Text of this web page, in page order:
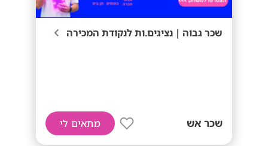
שכר גבוה | נציגים.ות לנקודת המכירה
שכר אש מתאים לי